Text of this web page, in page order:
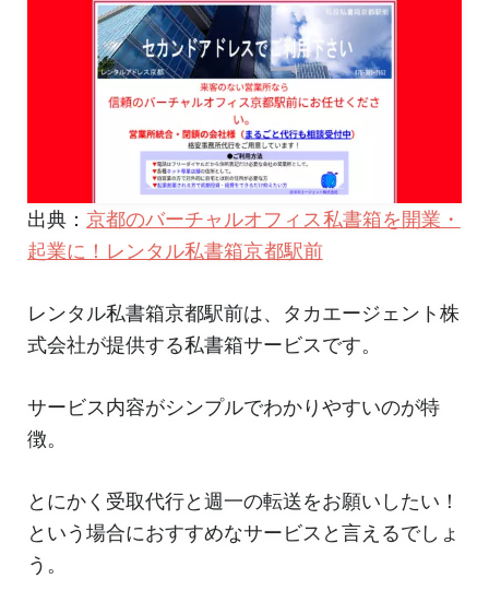
出典： 京都のバーチャルオフィス私書箱を開業・
起業に！レンタル私書箱京都駅前
レンタル私書箱京都駅前は、タカエージェント株
式会社が提供する私書箱サービスです。
サービス内容がシンプルでわかりやすいのが特
徴。
とにかく受取代行と週一の転送をお願いしたい！
という場合におすすめなサービスと言えるでしょ
う。